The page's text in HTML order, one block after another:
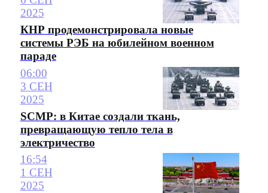
2025
КНР продемонстрировала новые
системы РЭБ на юбилейном военном
параде
06:00
3 СЕН
2025
SCMP: в Китае создали ткань,
превращающую тепло тела в
электричество
16:54
1 СЕН
2025